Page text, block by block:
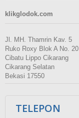
klikglodok.com
Jl. MH. Thamrin Kav. 5
Ruko Roxy Blok A No. 20
Cibatu Lippo Cikarang
Cikarang Selatan
Bekasi 17550
TELEPON